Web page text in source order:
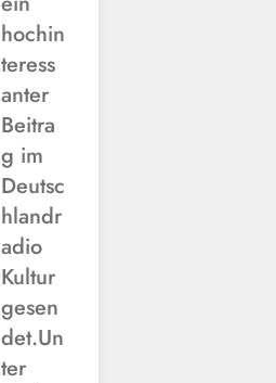
hochin
teress
anter
Beitra
g im
Deutsc
hlandr
adio
Kultur
gesen
det.Un
ter